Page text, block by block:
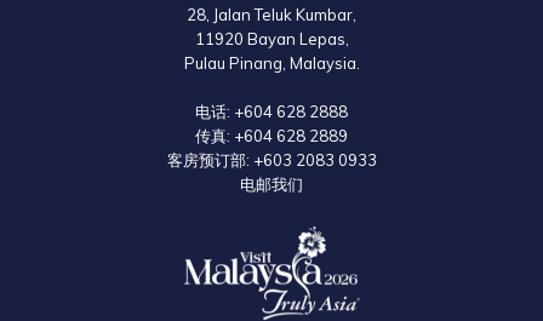
中东市场展现马来西亚多元文化的魅力与真挚的热情待客之道。
此次沙特之行再度由拿督斯里张庆信部长带队，随行代表团阵容强大，涵
丽昇酒店集团代表荣幸成为马来西亚推广队伍的一员，共同致力于建立策
略性伙伴关系，推动马来西亚成为沙特及更广泛中东旅客的首选旅游目的
地。透过一系列精准而高效的市场拓展行动，丽昇酒店集团再次彰显了我
们拓展国际市场版图，以及为全球旅客提供卓越旅宿体验的坚定承诺。
28, Jalan Teluk Kumbar,
11920 Bayan Lepas,
Pulau Pinang, Malaysia.
电话: +604 628 2888
传真: +604 628 2889
客房预订部: +603 2083 0933
电邮我们